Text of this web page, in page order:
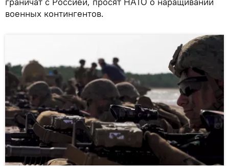
военных контингентов.